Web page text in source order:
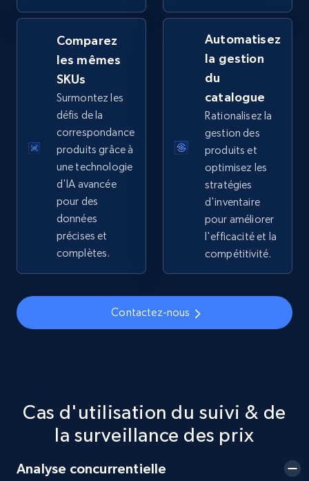
TikTok Shop - Collect TikTok shop products
by keywords search
URL, Title, Available, Description, Currency, Initial
price, Final price, Discount percent, and more.
TikTok Shop - discover records by shop url
URL, Title, Available, Description, Currency, Initial
price, Final price, Discount percent, and more.
Amazon sellers info
2.5K+ 378+ Commencer
eBay
Comparez
les mêmes
SKUs
Surmontez les
défis de la
correspondance
produits grâce à
une technologie
d'IA avancée
pour des
données
précises et
complètes.
Automatisez
la gestion
du
catalogue
Rationalisez la
gestion des
produits et
optimisez les
stratégies
d'inventaire
pour améliorer
l'efficacité et la
compétitivité.
Contactez-nous
Cas d'utilisation du suivi & de
la surveillance des prix
Analyse concurrentielle